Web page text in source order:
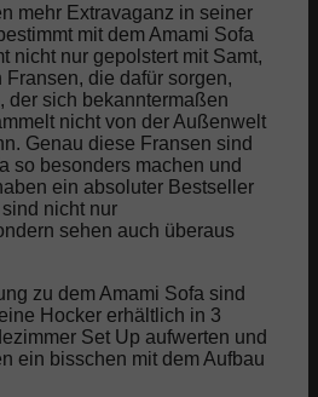
mehr Extravaganz in seiner
mit dem Amami Sofa
nicht nur gepolstert mit Samt,
die dafür sorgen,
der sich bekanntermaßen
nicht von der Außenwelt
Genau diese Fransen sind
so besonders machen und
ein absoluter Bestseller
nicht nur
sehen auch überaus
zu dem Amami Sofa sind
Hocker erhältlich in 3
Set Up aufwerten und
ein bisschen mit dem Aufbau